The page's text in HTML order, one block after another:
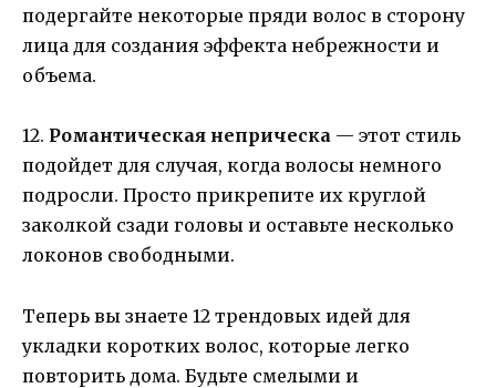
подергайте некоторые пряди волос в сторону
лица для создания эффекта небрежности и
объема.
12. Романтическая неприческа — этот стиль
подойдет для случая, когда волосы немного
подросли. Просто прикрепите их круглой
заколкой сзади головы и оставьте несколько
локонов свободными.
Теперь вы знаете 12 трендовых идей для
укладки коротких волос, которые легко
повторить дома. Будьте смелыми и